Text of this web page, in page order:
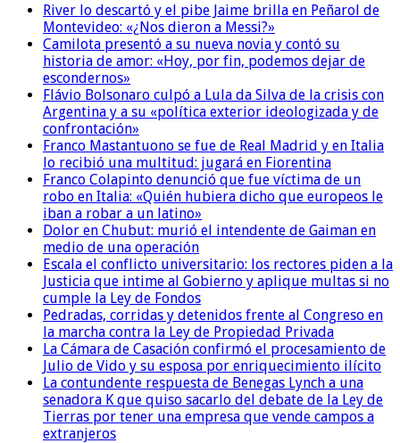
River lo descartó y el pibe Jaime brilla en Peñarol de
Montevideo: «¿Nos dieron a Messi?»
Camilota presentó a su nueva novia y contó su
historia de amor: «Hoy, por fin, podemos dejar de
escondernos»
Flávio Bolsonaro culpó a Lula da Silva de la crisis con
Argentina y a su «política exterior ideologizada y de
confrontación»
Franco Mastantuono se fue de Real Madrid y en Italia
lo recibió una multitud: jugará en Fiorentina
Franco Colapinto denunció que fue víctima de un
robo en Italia: «Quién hubiera dicho que europeos le
iban a robar a un latino»
Dolor en Chubut: murió el intendente de Gaiman en
medio de una operación
Escala el conflicto universitario: los rectores piden a la
Justicia que intime al Gobierno y aplique multas si no
cumple la Ley de Fondos
Pedradas, corridas y detenidos frente al Congreso en
la marcha contra la Ley de Propiedad Privada
La Cámara de Casación confirmó el procesamiento de
Julio de Vido y su esposa por enriquecimiento ilícito
La contundente respuesta de Benegas Lynch a una
senadora K que quiso sacarlo del debate de la Ley de
Tierras por tener una empresa que vende campos a
extranjeros